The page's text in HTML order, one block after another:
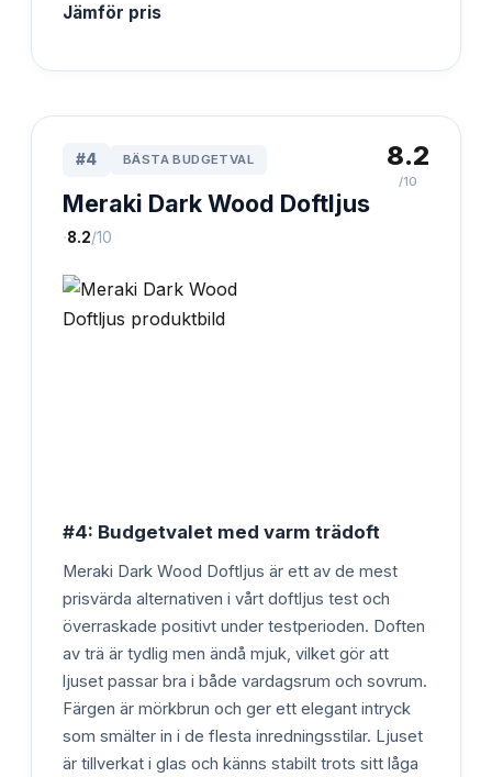
Jämför pris
#4 BÄSTA BUDGETVAL
Meraki Dark Wood Doftljus
·8.2/10
8.2
/10
#4: Budgetvalet med varm trädoft
Meraki Dark Wood Doftljus är ett av de mest
prisvärda alternativen i vårt doftljus test och
överraskade positivt under testperioden. Doften
av trä är tydlig men ändå mjuk, vilket gör att
ljuset passar bra i både vardagsrum och sovrum.
Färgen är mörkbrun och ger ett elegant intryck
som smälter in i de flesta inredningsstilar. Ljuset
är tillverkat i glas och känns stabilt trots sitt låga